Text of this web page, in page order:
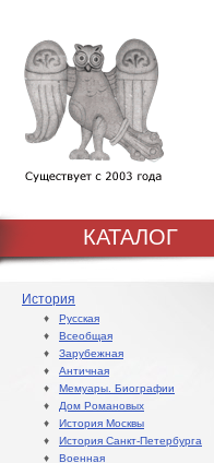
КАТАЛОГ
История
♦ Русская
♦ Всеобщая
♦ Зарубежная
♦ Античная
♦ Мемуары. Биографии
♦ Дом Романовых
♦ История Москвы
♦ История Санкт-Петербурга
♦ Военная